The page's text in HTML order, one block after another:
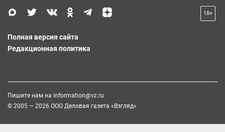
18+
Полная версия сайта
Редакционная политика
Пишите нам на information@vz.ru
© 2005 — 2026 ООО Деловая газета «Взгляд»